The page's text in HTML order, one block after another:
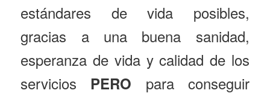
estándares de vida posibles,
gracias a una buena sanidad,
esperanza de vida y calidad de los
servicios PERO para conseguir